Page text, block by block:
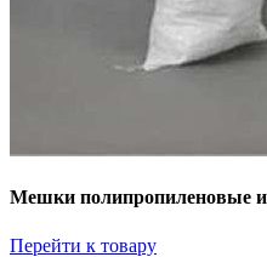
Мешки полипропиленовые
Перейти к товару